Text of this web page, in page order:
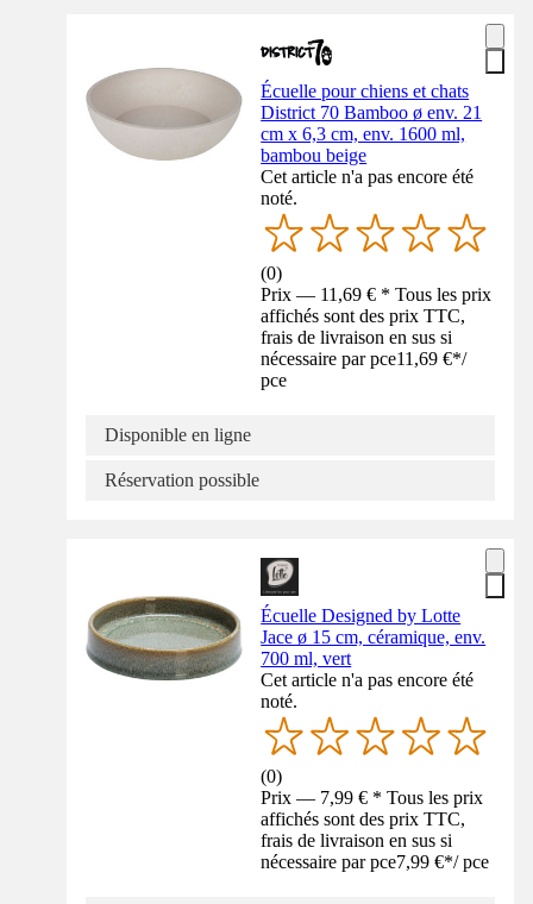
Écuelle pour chiens et chats
District 70 Bamboo ø env. 21
cm x 6,3 cm, env. 1600 ml,
bambou beige
Cet article n'a pas encore été
noté.
(0)
Prix — 11,69 € * Tous les prix
affichés sont des prix TTC,
frais de livraison en sus si
nécessaire par pce11,69 €*/
pce
Disponible en ligne
Réservation possible
Écuelle Designed by Lotte
Jace ø 15 cm, céramique, env.
700 ml, vert
Cet article n'a pas encore été
noté.
(0)
Prix — 7,99 € * Tous les prix
affichés sont des prix TTC,
frais de livraison en sus si
nécessaire par pce7,99 €*/ pce